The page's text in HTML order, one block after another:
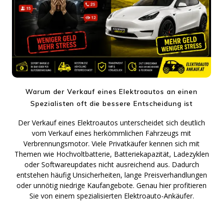
Warum der Verkauf eines Elektroautos an einen
Spezialisten oft die bessere Entscheidung ist
Der Verkauf eines Elektroautos unterscheidet sich deutlich
vom Verkauf eines herkömmlichen Fahrzeugs mit
Verbrennungsmotor. Viele Privatkäufer kennen sich mit
Themen wie Hochvoltbatterie, Batteriekapazität, Ladezyklen
oder Softwareupdates nicht ausreichend aus. Dadurch
entstehen häufig Unsicherheiten, lange Preisverhandlungen
oder unnötig niedrige Kaufangebote. Genau hier profitieren
Sie von einem spezialisierten Elektroauto-Ankäufer.